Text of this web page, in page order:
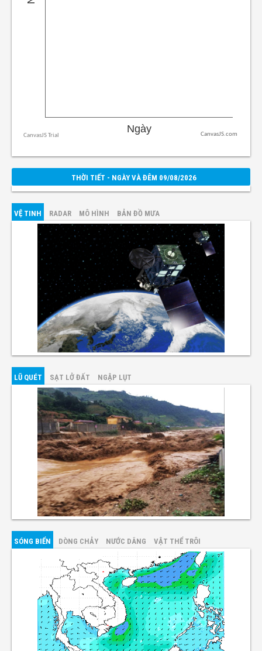
CanvasJS.com
THỜI TIẾT - NGÀY VÀ ĐÊM 09/08/2026
VỆ TINH RADAR MÔ HÌNH BẢN ĐỒ MƯA
LŨ QUÉT SẠT LỞ ĐẤT NGẬP LỤT
SÓNG BIỂN DÒNG CHẢY NƯỚC DÂNG VẬT THỂ TRÔI